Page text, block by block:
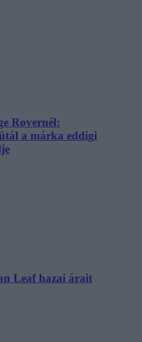
Rovernél:
a márka eddigi
Leaf hazai árait